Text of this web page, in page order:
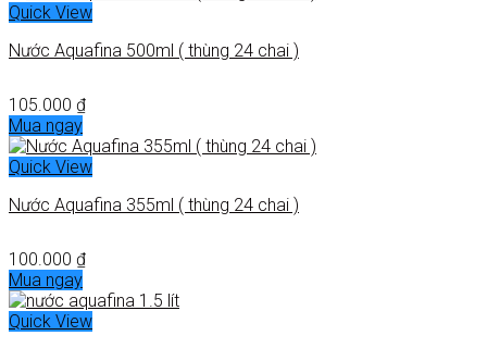
Quick View
Nước Aquafina 500ml ( thùng 24 chai )
105.000 ₫
Mua ngay
Quick View
Nước Aquafina 355ml ( thùng 24 chai )
100.000 ₫
Mua ngay
Quick View